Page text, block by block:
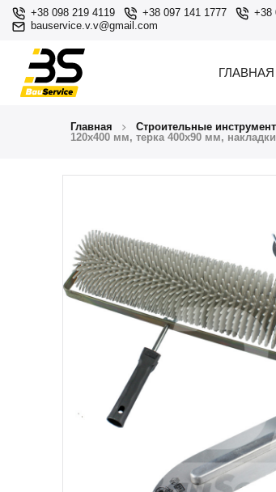
+38 098 219 4119 +38 097 141 1777
+38
bauservice.v.v@gmail.com
ГЛАВНАЯ
Главная Строительные
120х400 мм, терка 400х90 мм,